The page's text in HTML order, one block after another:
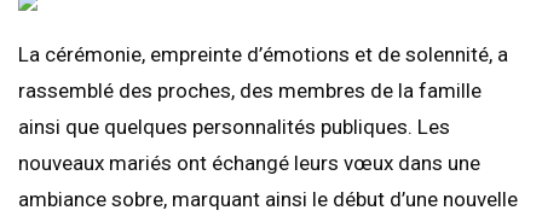
La cérémonie, empreinte d’émotions et de solennité, a
rassemblé des proches, des membres de la famille
ainsi que quelques personnalités publiques. Les
nouveaux mariés ont échangé leurs vœux dans une
ambiance sobre, marquant ainsi le début d’une nouvelle